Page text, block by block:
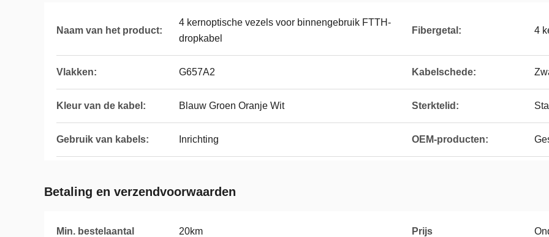
Naam van het product:
4 kernoptische vezels voor binnengebruik FTTH-
dropkabel
Fibergetal: 4
Vlakken: G657A2 Kabelschede:
Kleur van de kabel: Blauw Groen Oranje Wit Sterktelid:
Gebruik van kabels: Inrichting OEM-producten:
Betaling en verzendvoorwaarden
Min. bestelaantal 20km Prijs